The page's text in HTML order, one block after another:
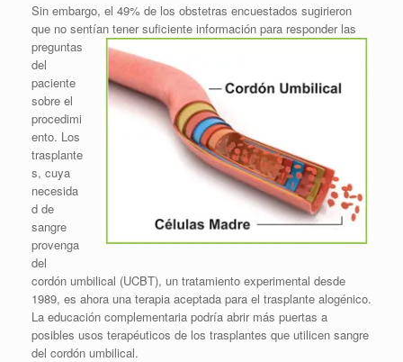
Sin embargo, el 49% de los obstetras encuestados sugirieron
que no sentían tener suficiente información para responder las
preguntas
del
paciente
sobre el
procedimi
ento. Los
trasplante
s, cuya
necesida
d de
sangre
provenga
del
cordón umbilical (UCBT), un tratamiento experimental desde
1989, es ahora una terapia aceptada para el trasplante alogénico.
La educación complementaria podría abrir más puertas a
posibles usos terapéuticos de los trasplantes que utilicen sangre
del cordón umbilical.